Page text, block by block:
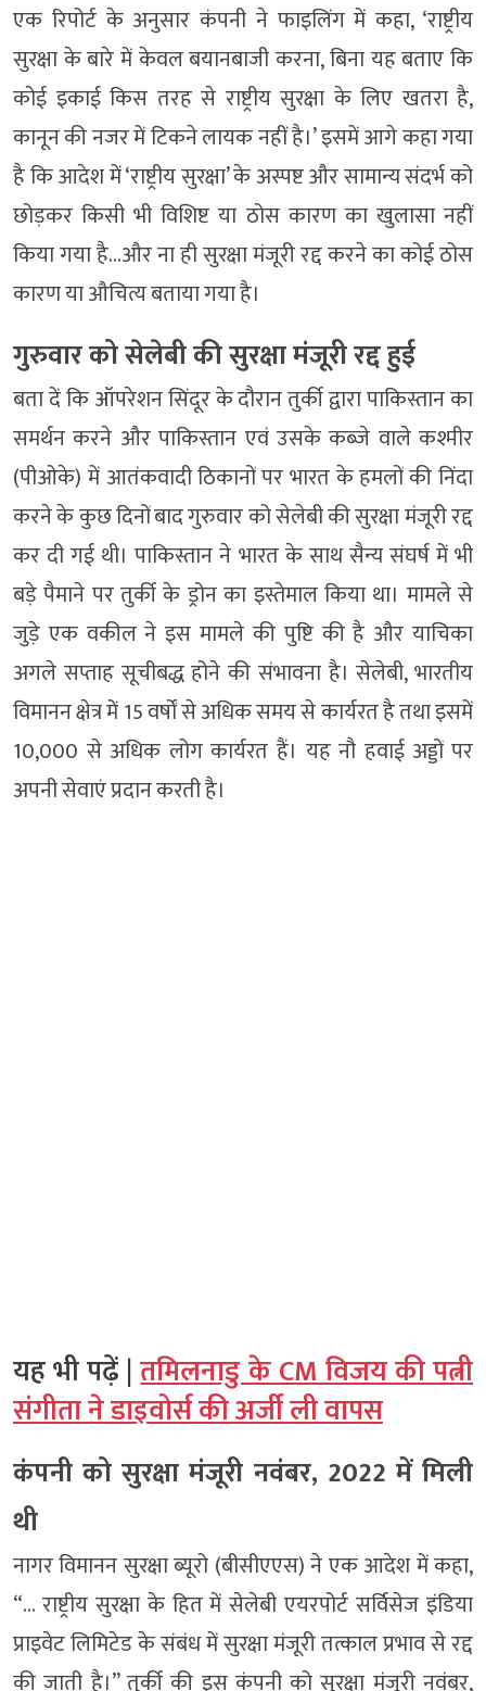
एक रिपोर्ट के अनुसार कंपनी ने फाइलिंग में कहा, ‘राष्ट्रीय
सुरक्षा के बारे में केवल बयानबाजी करना, बिना यह बताए कि
कोई इकाई किस तरह से राष्ट्रीय सुरक्षा के लिए खतरा है,
कानून की नजर में टिकने लायक नहीं है।’ इसमें आगे कहा गया
है कि आदेश में ‘राष्ट्रीय सुरक्षा’ के अस्पष्ट और सामान्य संदर्भ को
छोड़कर किसी भी विशिष्ट या ठोस कारण का खुलासा नहीं
किया गया है…और ना ही सुरक्षा मंजूरी रद्द करने का कोई ठोस
कारण या औचित्य बताया गया है।
गुरुवार को सेलेबी की सुरक्षा मंजूरी रद्द हुई
बता दें कि ऑपरेशन सिंदूर के दौरान तुर्की द्वारा पाकिस्तान का
समर्थन करने और पाकिस्तान एवं उसके कब्जे वाले कश्मीर
(पीओके) में आतंकवादी ठिकानों पर भारत के हमलों की निंदा
करने के कुछ दिनों बाद गुरुवार को सेलेबी की सुरक्षा मंजूरी रद्द
कर दी गई थी। पाकिस्तान ने भारत के साथ सैन्य संघर्ष में भी
बड़े पैमाने पर तुर्की के ड्रोन का इस्तेमाल किया था। मामले से
जुड़े एक वकील ने इस मामले की पुष्टि की है और याचिका
अगले सप्ताह सूचीबद्ध होने की संभावना है। सेलेबी, भारतीय
विमानन क्षेत्र में 15 वर्षों से अधिक समय से कार्यरत है तथा इसमें
10,000 से अधिक लोग कार्यरत हैं। यह नौ हवाई अड्डों पर
अपनी सेवाएं प्रदान करती है।
यह भी पढ़ें |तमिलनाडु के CM विजय की पत्नी
संगीता ने डाइवोर्स की अर्जी ली वापस
कंपनी को सुरक्षा मंजूरी नवंबर, 2022 में मिली
थी
नागर विमानन सुरक्षा ब्यूरो (बीसीएएस) ने एक आदेश में कहा,
“… राष्ट्रीय सुरक्षा के हित में सेलेबी एयरपोर्ट सर्विसेज इंडिया
प्राइवेट लिमिटेड के संबंध में सुरक्षा मंजूरी तत्काल प्रभाव से रद्द
की जाती है।” तुर्की की इस कंपनी को सुरक्षा मंजूरी नवंबर,